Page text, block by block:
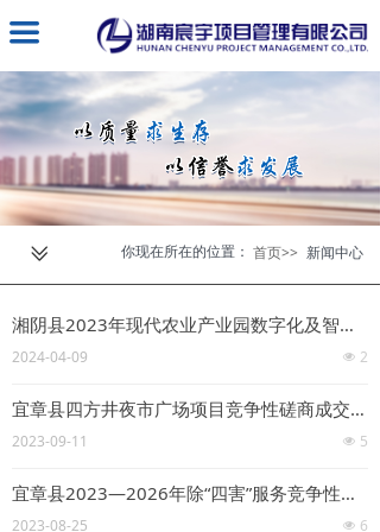
끀
你现在所在的位置： 首页>> 新闻中心
ꅂ
湘阴县2023年现代农业产业园数字化及智慧农业基地建设中标（成交）公告
넶 2
2024-04-09
宜章县四方井夜市广场项目竞争性磋商成交公告
넶 5
2023-09-11
宜章县2023—2026年除“四害”服务竞争性磋商成交公告
넶 6
2023-08-25